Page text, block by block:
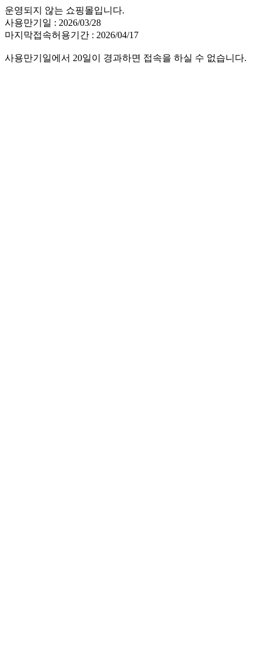
운영되지 않는 쇼핑몰입니다.
사용만기일 : 2026/03/28
마지막접속허용기간 : 2026/04/17
사용만기일에서 20일이 경과하면 접속을 하실 수 없습니다.